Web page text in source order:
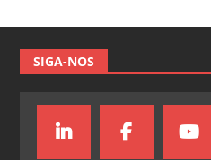
SIGA-NOS